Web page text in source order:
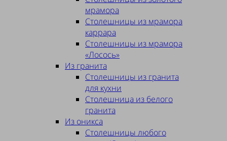
мрамора
Столешницы из мрамора
каррара
Столешницы из мрамора
«Лосось»
Из гранита
Столешницы из гранита
для кухни
Столешница из белого
гранита
Из оникса
Столешницы любого